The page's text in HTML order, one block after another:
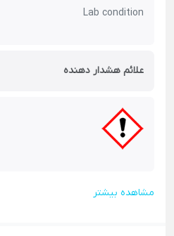
Lab condition
علائم هشدار دهنده
مشاهده بیشتر